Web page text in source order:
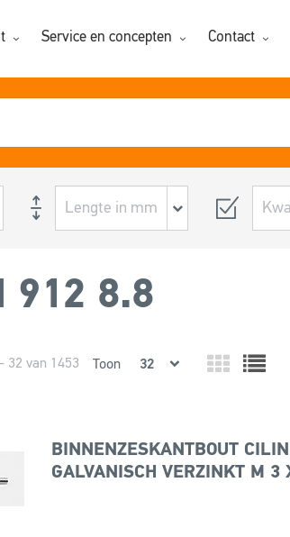
Service en concepten Contact
912 8.8
32 van 1453 Toon
BINNENZESKANTBOUT
GALVANISCH VERZINKT M 3